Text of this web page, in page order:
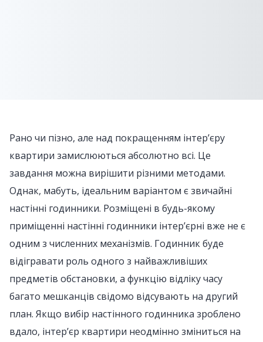
Рано чи пізно, але над покращенням інтер’єру
квартири замислюються абсолютно всі. Це
завдання можна вирішити різними методами.
Однак, мабуть, ідеальним варіантом є звичайні
настінні годинники. Розміщені в будь-якому
приміщенні настінні годинники інтер’єрні вже не є
одним з численних механізмів. Годинник буде
відігравати роль одного з найважливіших
предметів обстановки, а функцію відліку часу
багато мешканців свідомо відсувають на другий
план. Якщо вибір настінного годинника зроблено
вдало, інтер’єр квартири неодмінно зміниться на